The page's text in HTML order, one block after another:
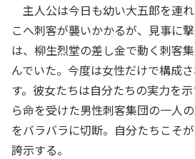
主人公は今日も幼い大五郎を連
こへ刺客が襲いかかるが、見事に
は、柳生烈堂の差し金で動く刺客
んでいた。今度は女性だけで構成
す。彼女たちは自分たちの実力を
ら命を受けた男性刺客集団の一人
をバラバラに切断。自分たちこそ
誇示する。